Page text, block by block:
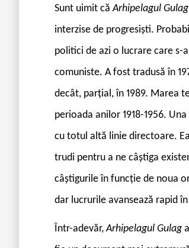
Sunt uimit căArhipelagul Gulag
interzise de progresiști.
politici de azi o lucrare care
comuniste. A fost tradusă în
decât, parțial, în 1989. Marea
perioada anilor 1918-1956.
cu totul altă linie directoare.
trudi pentru a ne câștiga
câștigurile în funcție de noua
dar lucrurile avansează rapid
Într-adevăr,Arhipelagul Gulag